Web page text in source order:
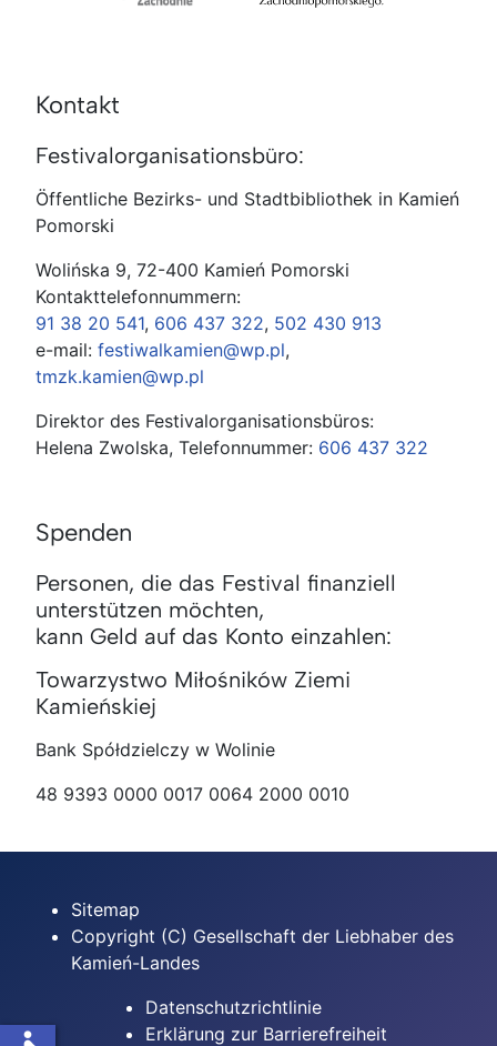
Kontakt
Festivalorganisationsbüro:
Öffentliche Bezirks- und Stadtbibliothek in Kamień
Pomorski
Wolińska 9, 72-400 Kamień Pomorski
Kontakttelefonnummern:
91 38 20 541, 606 437 322, 502 430 913
e-mail: festiwalkamien@wp.pl,
tmzk.kamien@wp.pl
Direktor des Festivalorganisationsbüros:
Helena Zwolska, Telefonnummer: 606 437 322
Spenden
Personen, die das Festival finanziell
unterstützen möchten,
kann Geld auf das Konto einzahlen:
Towarzystwo Miłośników Ziemi
Kamieńskiej
Bank Spółdzielczy w Wolinie
48 9393 0000 0017 0064 2000 0010
Sitemap
Copyright (C) Gesellschaft der Liebhaber des
Kamień-Landes
Datenschutzrichtlinie
Erklärung zur Barrierefreiheit